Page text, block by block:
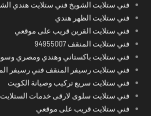
فني ستلايت الشويخ فني ستلايت هندي
فني ستلايت الظهر هندي
فني ستلايت القرين قريب على موقعي
فني ستلايت المنقف 94955007
فني ستلايت باكستاني وهندي ومصري
فني ستلايت رسيفر المنقف فني رسيفر
فني ستلايت سريع تركيب وصيانة الكويت
فني ستلايت سلوى لارقى خدمات الستلايت
فني ستلايت قريب على موقعي